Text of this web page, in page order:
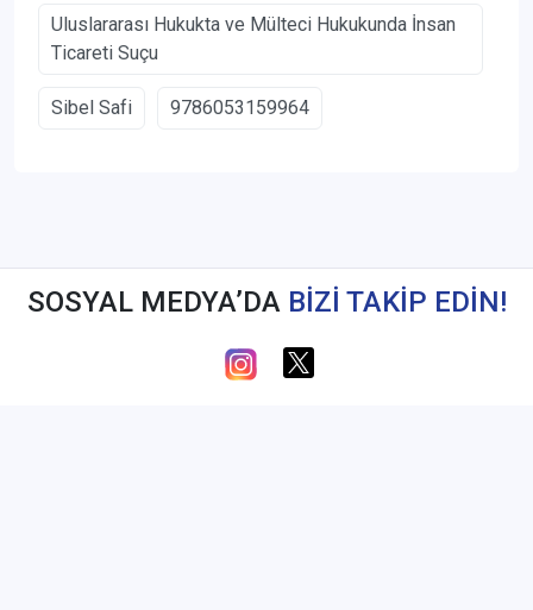
Uluslararası Hukukta ve Mülteci Hukukunda İnsan
Ticareti Suçu
Sibel Safi 9786053159964
SOSYAL MEDYA’DA BİZİ TAKİP EDİN!